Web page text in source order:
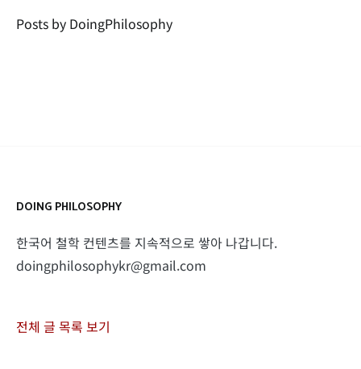
Posts by DoingPhilosophy
DOING PHILOSOPHY
한국어 철학 컨텐츠를 지속적으로 쌓아 나갑니다.
doingphilosophykr@gmail.com
전체 글 목록 보기